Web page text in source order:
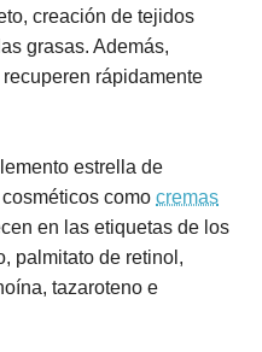
creación de tejidos
grasas. Además,
rápidamente
estrella de
como cremas
en las etiquetas de los
palmitato de retinol,
tazaroteno e